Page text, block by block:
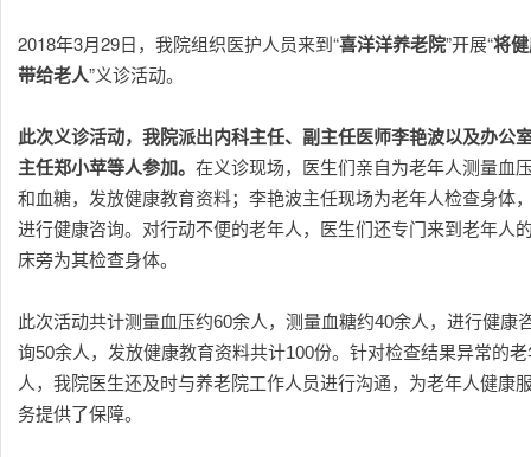
2018年3月29日，我院组织医护人员来到“喜洋洋养老院”开展“将
带给老人”义诊活动。
此次义诊活动，我院派出内科主任、副主任医师李艳波以及办公
主任郑小苹等人参加。在义诊现场，医生们亲自为老年人测量血
和血糖，发放健康教育资料；李艳波主任现场为老年人检查身体
进行健康咨询。对行动不便的老年人，医生们还专门来到老年人
床旁为其检查身体。
此次活动共计测量血压约60余人，测量血糖约40余人，进行健康
询50余人，发放健康教育资料共计100份。针对检查结果异常的
人，我院医生还及时与养老院工作人员进行沟通，为老年人健康
务提供了保障。